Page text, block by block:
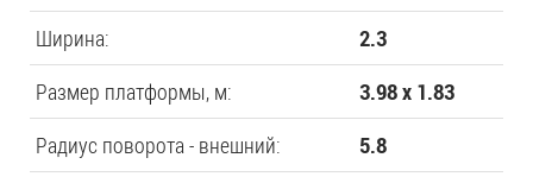
Ширина: 2.3
Размер платформы, м: 3.98 x 1.83
Радиус поворота - внешний: 5.8